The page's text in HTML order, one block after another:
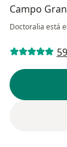
Campo
Doctoralia está